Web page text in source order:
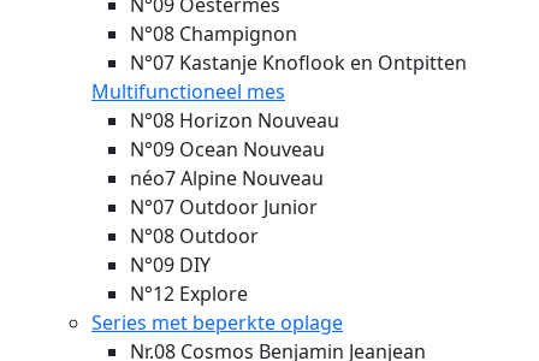
N°08 Champignon
N°07 Kastanje Knoflook en Ontpitten
Multifunctioneel mes
N°08 Horizon Nouveau
N°09 Ocean Nouveau
néo7 Alpine Nouveau
N°07 Outdoor Junior
N°08 Outdoor
N°09 DIY
N°12 Explore
Series met beperkte oplage
Nr.08 Cosmos Benjamin Jeanjean